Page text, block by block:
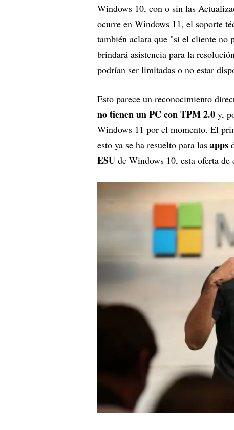
Windows 10, con o sin las
ocurre en Windows 11, el soporte
también aclara que "si el cliente no
brindará asistencia para la
podrían ser limitadas o no estar
Esto parece un reconocimiento
no tienen un PC con TPM 2.0 y,
Windows 11 por el momento. El
esto ya se ha resuelto para las apps
ESU de Windows 10, esta oferta